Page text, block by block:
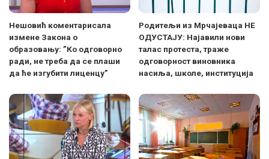
Нешовић коментарисала
измене Закона о
образовању: ”Ко одговорно
ради, не треба да се плаши
да ће изгубити лиценцу”
Родитељи из Мрчајеваца НЕ
ОДУСТАЈУ: Најавили нови
талас протеста, траже
одговорност виновника
насиља, школе, институција